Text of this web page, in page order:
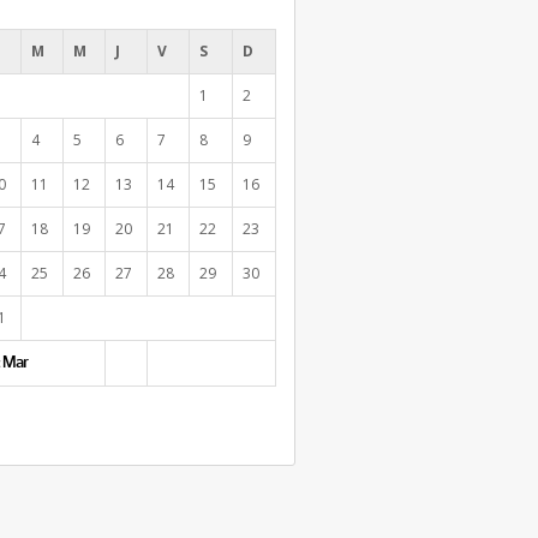
M M J V S D
1 2
4 5 6 7 8 9
11 12 13 14 15 16
18 19 20 21 22 23
25 26 27 28 29 30